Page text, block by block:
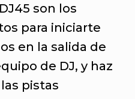
son los
para iniciarte
en la salida de
de DJ, y haz
pistas